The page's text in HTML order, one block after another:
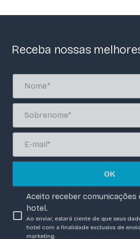
Receba nossas
OK
Aceito receber comunicações
hotel.
Ao enviar, estará ciente de que seus
hotel com a finalidade exclusiva de
marketing.